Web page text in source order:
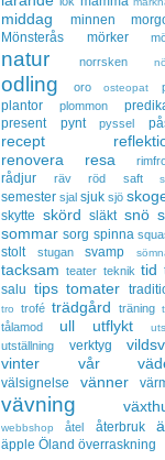
middag minnen
Mönsterås
mörker
natur norrsken
odling oro osteopat
plantor plommon
present
pynt pyssel
recept
renovera
resa
rådjur räv röd saft
semester sjal sjuk sjö
skytte skörd släkt snö
sommar sorg spinna
stolt stugan svamp
tacksam teater teknik tid
salu tips tomater
tro trofé trädgård träning
tålamod ull utflykt
utställning verktyg
vinter
vår
välsignelse vänner
vävning
webbshop åtel återbruk
äpple Öland överraskning